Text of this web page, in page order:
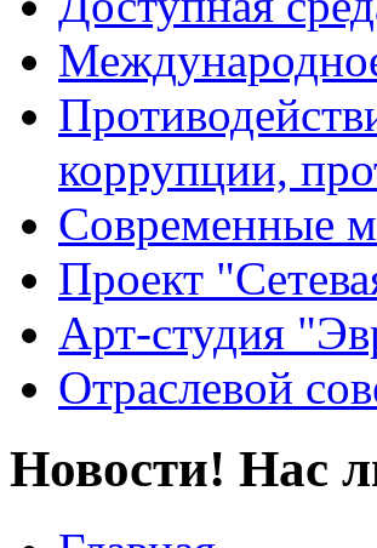
коррупции,
Современные
Проект
Арт-студия
Отраслевой
Новости! Нас